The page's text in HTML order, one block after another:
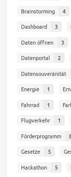
Brainstorming
4
Dashboard
3
Daten öffnen
3
Datenportal
2
Datensouveränität
Energie
1
Fahrrad
1
Flugverkehr
1
Förderprogramm
Gesetze
5
Hackathon
5